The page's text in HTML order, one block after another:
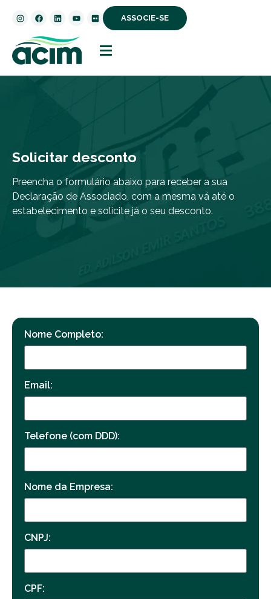
ASSOCIE-SE
Solicitar desconto
Preencha o formulário abaixo para receber a sua
Declaração de Associado, com a mesma vá até o
estabelecimento e solicite já o seu desconto.
Nome Completo:
Email:
Telefone (com DDD):
Nome da Empresa:
CNPJ:
CPF: